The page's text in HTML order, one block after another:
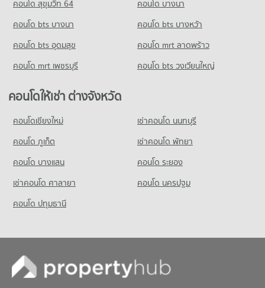
มีคอนโดให้เช่า 3,187 ประกาศ
ขายคอนโด รร.อุดมเกษมบริหารธุรกิจ
คอนโด รร.อิสลามสันติชน
คอนโดให้เช่า รร.อิสลามสันติชน
มีคอนโดให้เช่า 3,440 ประกาศ
ขายคอนโด รร.อิสลามสันติชน
498 โครงการ
คอนโดให้เช่า บิ๊กซี เอ็กซ์ตร้า สุขาภิบาล 3
ขายคอนโด บิ๊กซี เอ็กซ์ตร้า สุขาภิบาล 3
มีคอนโดขาย 2,077 ประกาศ
คอนโด บิ๊กซี หัวหมาก
254 โครงการ
คอนโดให้เช่า บิ๊กซี หัวหมาก
ขายคอนโด บิ๊กซี หัวหมาก
มีคอนโดขาย 2,224 ประกาศ
คอนโด แม็คโคร ลาดพร้าว
242 โครงการ
มีคอนโดขาย 1,641 ประกาศ
คอนโด สุขุมวิท 64
คอนโด บางนา
คอนโด bts บางนา
คอนโด bts บางหว้า
คอนโด bts อุดมสุข
คอนโด mrt ลาดพร้าว
คอนโด mrt เพชรบุรี
คอนโด bts วงเวียนใหญ่
คอนโดให้เช่า ต่างจังหวัด
คอนโดเชียงใหม่
เช่าคอนโด นนทบุรี
คอนโด ภูเก็ต
เช่าคอนโด พัทยา
คอนโด บางแสน
คอนโด ระยอง
เช่าคอนโด ศาลายา
คอนโด นครปฐม
คอนโด ปทุมธานี